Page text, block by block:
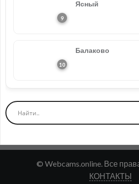
Ясный
Балаково
© Webcams.online. Все
КОНТАКТЫ